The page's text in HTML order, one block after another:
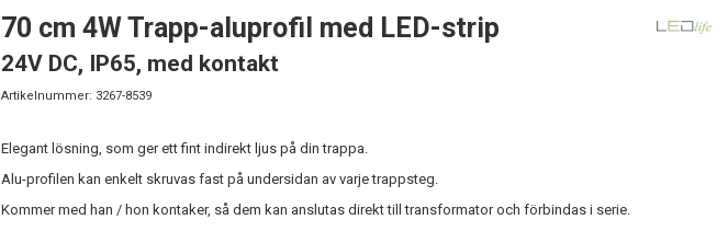
70 cm 4W Trapp-aluprofil med LED-strip
24V DC, IP65, med kontakt
Artikelnummer: 3267-8539
Elegant lösning, som ger ett fint indirekt ljus på din trappa.
Alu-profilen kan enkelt skruvas fast på undersidan av varje trappsteg.
Kommer med han / hon kontaker, så dem kan anslutas direkt till transformator och förbindas i serie.